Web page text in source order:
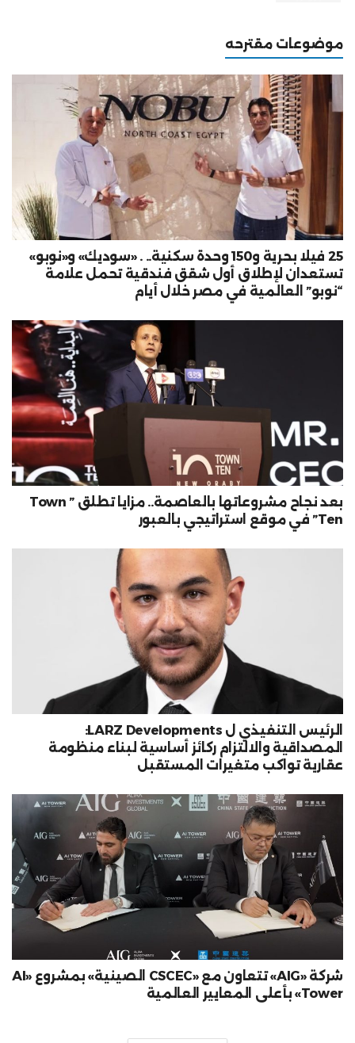
موضوعات مقترحه
25 فيلا بحرية و150 وحدة سكنية.. . «سوديك» و«نوبو»
تستعدان لإطلاق أول شقق فندقية تحمل علامة
“نوبو” العالمية في مصر خلال أيام
بعد نجاح مشروعاتها بالعاصمة.. مزايا تطلق ” Town
Ten” في موقع استراتيجي بالعبور
الرئيس التنفيذي ل LARZ Developments:
المصداقية والالتزام ركائز أساسية لبناء منظومة
عقارية تواكب متغيرات المستقبل
شركة «AIG» تتعاون مع «CSCEC الصينية» بمشروع «AI
Tower» بأعلى المعايير العالمية